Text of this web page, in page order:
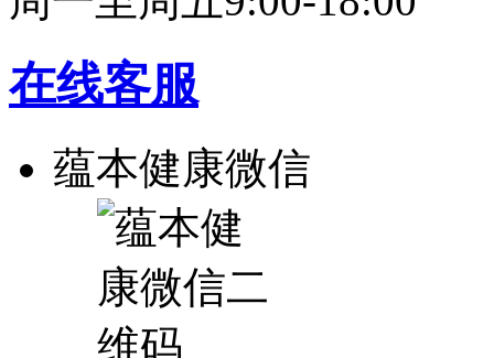
在线客服
蕴本健康微信